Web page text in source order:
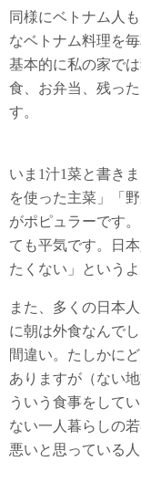
同様にベトナム人
なベトナム料理を
基本的に私の家で
食、お弁当、残っ
す。
いま1汁1菜と書き
を使った主菜」「
がポピュラーです
ても平気です。日
たくない」という
また、多くの日本
に朝は外食なんで
間違い。たしかに
ありますが（ない地
ういう食事をして
ない一人暮らしの
悪いと思っている